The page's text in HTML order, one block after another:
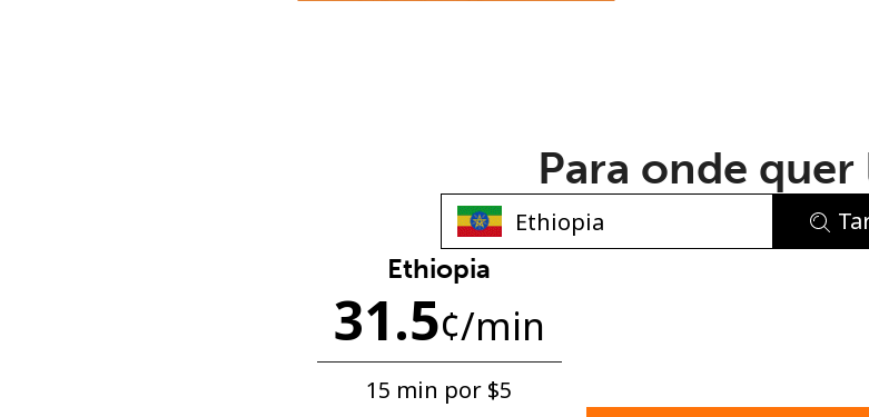
Uma letra maiúscula e minúscula
Para onde
Ethiopia
31.5¢/min
15 min por ⁦$5⁩